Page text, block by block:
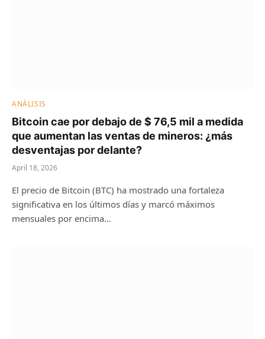
ANÁLISIS
Bitcoin cae por debajo de $ 76,5 mil a medida
que aumentan las ventas de mineros: ¿más
desventajas por delante?
April 18, 2026
El precio de Bitcoin (BTC) ha mostrado una fortaleza
significativa en los últimos días y marcó máximos
mensuales por encima…